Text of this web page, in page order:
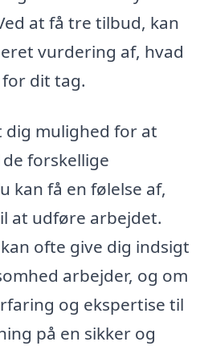
at få tre tilbud, kan
vurdering af, hvad
dit tag.
dig mulighed for at
forskellige
kan få en følelse af,
at udføre arbejdet.
ofte give dig indsigt
arbejder, og om
og ekspertise til
på en sikker og